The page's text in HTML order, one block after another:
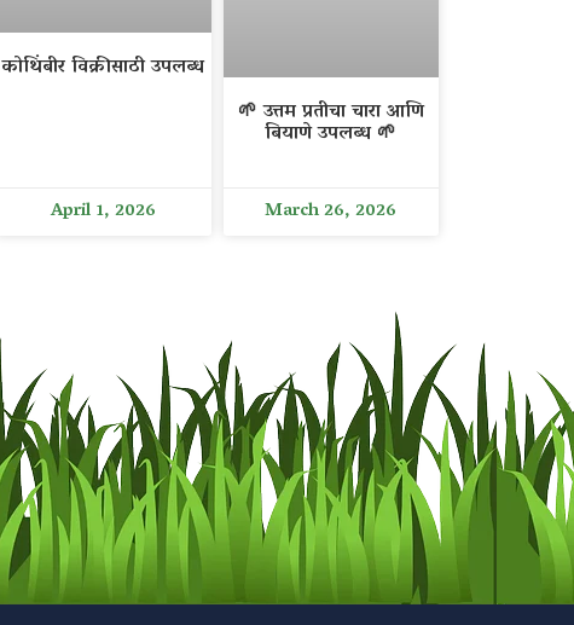
कोथिंबीर विक्रीसाठी उपलब्ध
April 1, 2026
🌱 उत्तम प्रतीचा चारा आणि
बियाणे उपलब्ध 🌱
March 26, 2026